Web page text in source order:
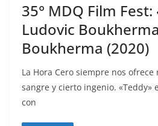
35° MDQ Film
Ludovic
Boukherma (2020)
La Hora Cero siempre nos
sangre y cierto ingenio. «Teddy»
con